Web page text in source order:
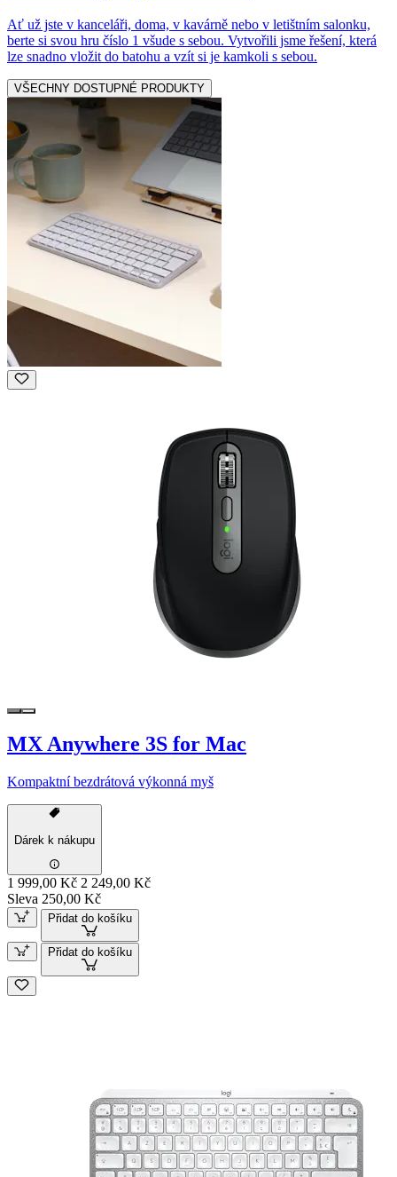
Ať už jste v kanceláři, doma, v kavárně nebo v letištním salonku,
berte si svou hru číslo 1 všude s sebou. Vytvořili jsme řešení, která
lze snadno vložit do batohu a vzít si je kamkoli s sebou.
VŠECHNY DOSTUPNÉ PRODUKTY
MX Anywhere 3S for Mac
Kompaktní bezdrátová výkonná myš
Dárek k nákupu
1 999,00 Kč 2 249,00 Kč
Sleva 250,00 Kč
Přidat do košíku
Přidat do košíku